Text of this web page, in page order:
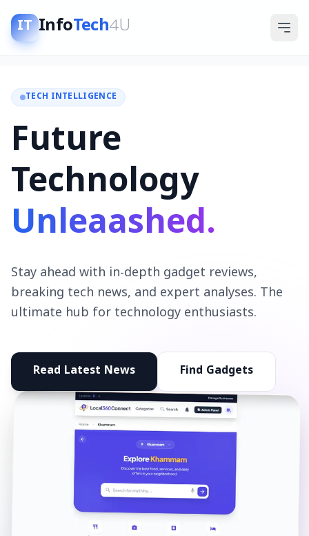
IT InfoTech4U
TECH INTELLIGENCE
Future
Technology
Unleaashed.
Stay ahead with in-depth gadget reviews,
breaking tech news, and expert analyses. The
ultimate hub for technology enthusiasts.
Read Latest News Find Gadgets